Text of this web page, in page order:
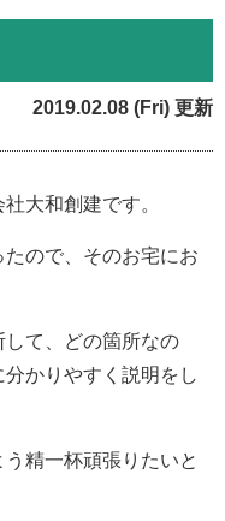
2019.02.08 (Fri) 更新
大和創建です。
ので、そのお宅にお
て、どの箇所なの
かりやすく説明をし
精一杯頑張りたいと